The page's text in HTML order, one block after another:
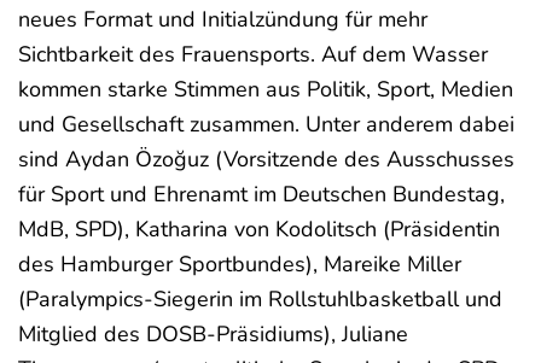
neues Format und Initialzündung für mehr
Sichtbarkeit des Frauensports. Auf dem Wasser
kommen starke Stimmen aus Politik, Sport, Medien
und Gesellschaft zusammen. Unter anderem dabei
sind Aydan Özoğuz (Vorsitzende des Ausschusses
für Sport und Ehrenamt im Deutschen Bundestag,
MdB, SPD), Katharina von Kodolitsch (Präsidentin
des Hamburger Sportbundes), Mareike Miller
(Paralympics-Siegerin im Rollstuhlbasketball und
Mitglied des DOSB-Präsidiums), Juliane